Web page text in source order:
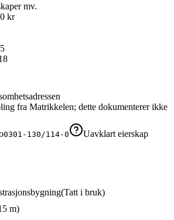
mv.
kr
fra Matrikkelen; dette dokumenterer ikke
0301-130/114-0
Uavklart eierskap
(Tatt i bruk)
m)